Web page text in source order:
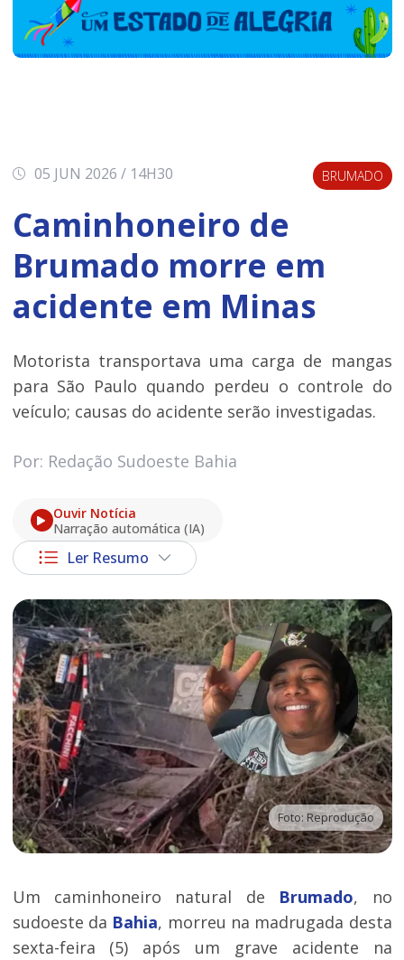
05 JUN 2026 / 14H30 BRUMADO
Caminhoneiro de
Brumado morre em
acidente em Minas
Motorista transportava uma carga de mangas
para São Paulo quando perdeu o controle do
veículo; causas do acidente serão investigadas.
Por: Redação Sudoeste Bahia
Ouvir Notícia
Narração automática (IA)
Ler Resumo
Foto: Reprodução
Um caminhoneiro natural de Brumado, no
sudoeste da Bahia, morreu na madrugada desta
sexta-feira (5) após um grave acidente na